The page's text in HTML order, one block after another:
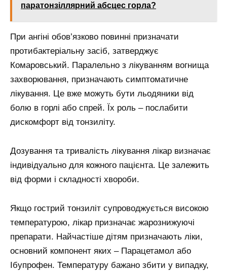
паратонзіллярний абсцес горла?
При ангіні обов’язково повинні призначати
протибактеріальну засіб, затверджує
Комаровський. Паралельно з лікуванням вогнища
захворювання, призначають симптоматичне
лікування. Це вже можуть бути льодяники від
болю в горлі або спрей. Їх роль – послабити
дискомфорт від тонзиліту.
Дозування та тривалість лікування лікар визначає
індивідуально для кожного пацієнта. Це залежить
від форми і складності хвороби.
Якщо гострий тонзиліт супроводжується високою
температурою, лікар призначає жарознижуючі
препарати. Найчастіше дітям призначають ліки,
основний компонент яких – Парацетамол або
Ібупрофен. Температуру бажано збити у випадку,